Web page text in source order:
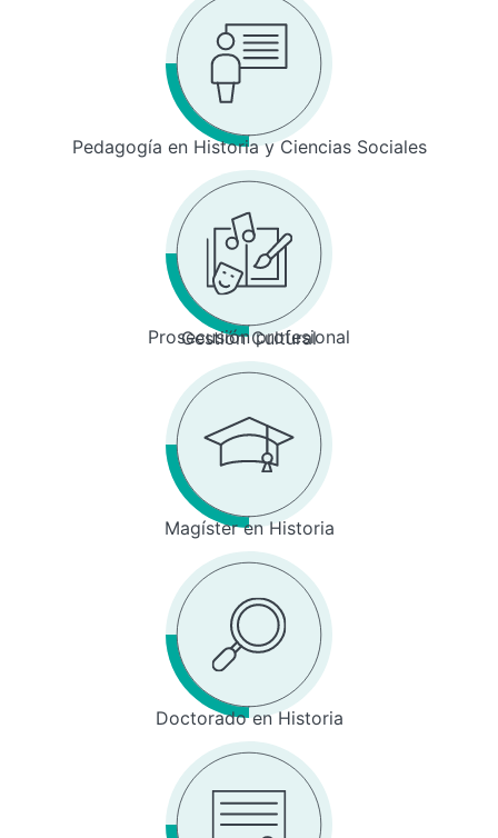
Pedagogía en Historia y Ciencias Sociales
Prosecusión profesional
Gestión Cultural
Magíster en Historia
Doctorado en Historia